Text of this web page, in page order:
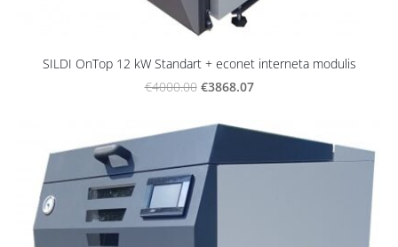
SILDI OnTop 12 kW Standart + econet interneta modulis
€4000.00 €3868.07